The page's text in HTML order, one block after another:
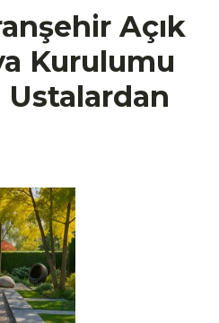
Açık
Kurulumu